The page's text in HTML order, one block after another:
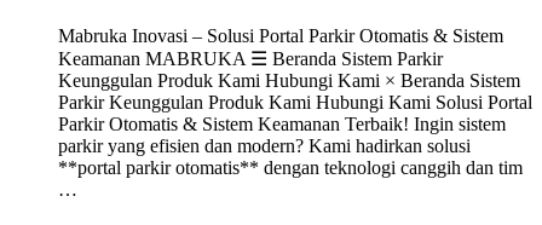
Mabruka Inovasi – Solusi Portal Parkir Otomatis & Sistem
Keamanan MABRUKA ☰ Beranda Sistem Parkir
Keunggulan Produk Kami Hubungi Kami × Beranda Sistem
Parkir Keunggulan Produk Kami Hubungi Kami Solusi Portal
Parkir Otomatis & Sistem Keamanan Terbaik! Ingin sistem
parkir yang efisien dan modern? Kami hadirkan solusi
**portal parkir otomatis** dengan teknologi canggih dan tim
…